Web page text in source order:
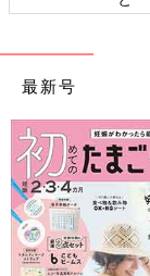
最新号